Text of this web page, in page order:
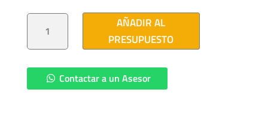
REJILLA
CONTRAMARCO
CONCRETO
70X100
TORNILLO
CANTIDAD
AÑADIR AL
PRESUPUESTO
Contactar a un Asesor